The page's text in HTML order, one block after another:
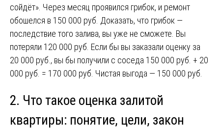
сойдёт». Через месяц проявился грибок, и ремонт
обошелся в 150 000 руб. Доказать, что грибок —
последствие того залива, вы уже не сможете. Вы
потеряли 120 000 руб. Если бы вы заказали оценку за
20 000 руб., вы бы получили с соседа 150 000 руб. + 20
000 руб. = 170 000 руб. Чистая выгода — 150 000 руб.
2. Что такое оценка залитой
квартиры: понятие, цели, закон